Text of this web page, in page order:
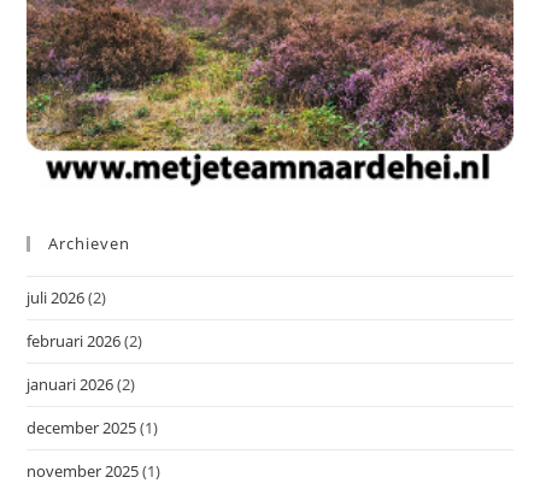
Archieven
juli 2026(2)
februari 2026(2)
januari 2026(2)
december 2025(1)
november 2025(1)